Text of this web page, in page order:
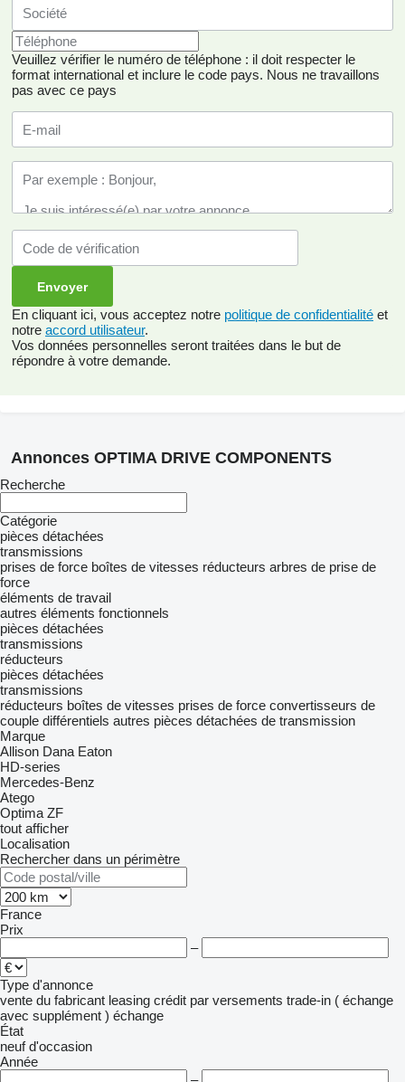
Veuillez vérifier le numéro de téléphone : il doit respecter le
format international et inclure le code pays. Nous ne travaillons
pas avec ce pays
En cliquant ici, vous acceptez notre politique de confidentialité et
notre accord utilisateur.
Vos données personnelles seront traitées dans le but de
répondre à votre demande.
Annonces OPTIMA DRIVE COMPONENTS
Recherche
Catégorie
pièces détachées
transmissions
prises de force boîtes de vitesses réducteurs arbres de prise de
force
éléments de travail
autres éléments fonctionnels
pièces détachées
transmissions
réducteurs
pièces détachées
transmissions
réducteurs boîtes de vitesses prises de force convertisseurs de
couple différentiels autres pièces détachées de transmission
Marque
Allison Dana Eaton
HD-series
Mercedes-Benz
Atego
Optima ZF
tout afficher
Localisation
Rechercher dans un périmètre
France
Prix
–
Type d'annonce
vente du fabricant leasing crédit par versements trade-in ( échange
avec supplément ) échange
État
neuf d'occasion
Année